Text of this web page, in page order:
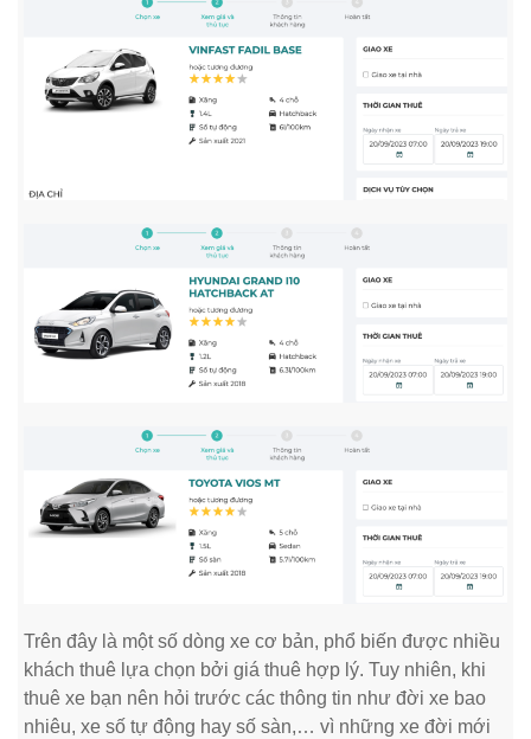
Trên đây là một số dòng xe cơ bản, phổ biến được nhiều
khách thuê lựa chọn bởi giá thuê hợp lý. Tuy nhiên, khi
thuê xe bạn nên hỏi trước các thông tin như đời xe bao
nhiêu, xe số tự động hay số sàn,… vì những xe đời mới